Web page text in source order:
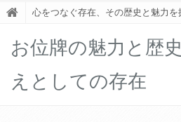
心をつなぐ存在、その歴史と魅力を
お位牌の魅力と歴
えとしての存在